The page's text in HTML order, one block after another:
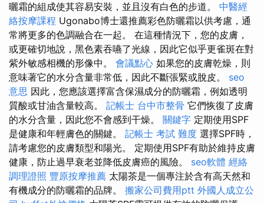
曬霜的組成使其容易安裝，並且沒有白色的步道。 中醫經
絡按摩課程 Ugonabo博士還推薦彩色防曬霜以供考慮，通
常將更多的色調融合在一起。 在這種情況下，您的皮膚，
或更確切地說，黑色素吞嚥了光線，因此它似乎更雀斑在對
紫外敏感相機的形像中。 會議點心 如果您的皮膚乾燥，則
意味著它的水分含量非常低，因此不斷張緊或脫皮。 seo
意思 因此，您應該選擇富含保濕成分的防曬霜，例如透明
質酸或甘油含量較高。 記帳士 台中市整骨 它們恢復了皮膚
的水分含量，因此您不會感到干燥。 關鍵字 定期使用SPF
是健康和年輕膚色的關鍵。 記帳士 考試 難度 選擇SPF時，
請考慮您的皮膚類型和陽光。 定期使用SPF有助於維持皮膚
健康，防止過早衰老並降低皮膚癌的風險。 seo軟體 經絡
調理證照 豐原按摩推薦 太陽茶是一個專注於含有高天然和
有機成分的防曬霜的品牌。 搬家公司費用ptt 外國人成立公